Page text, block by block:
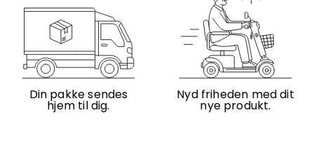
Din pakke sendes
hjem til dig.
Nyd friheden med dit
nye produkt.